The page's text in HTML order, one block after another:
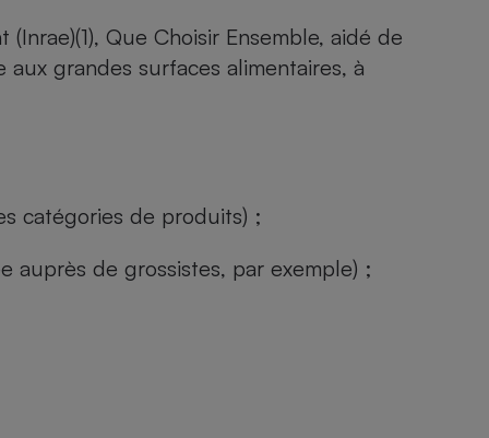
(Inrae)(1), Que Choisir Ensemble, aidé de
grandes surfaces alimentaires, à
catégories de produits) ;
de grossistes, par exemple) ;